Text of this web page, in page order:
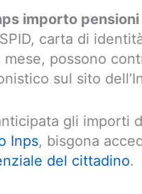
importo pensioni
carta di
possono
sul sito
gli importi
Inps, bisgona
del cittadino.